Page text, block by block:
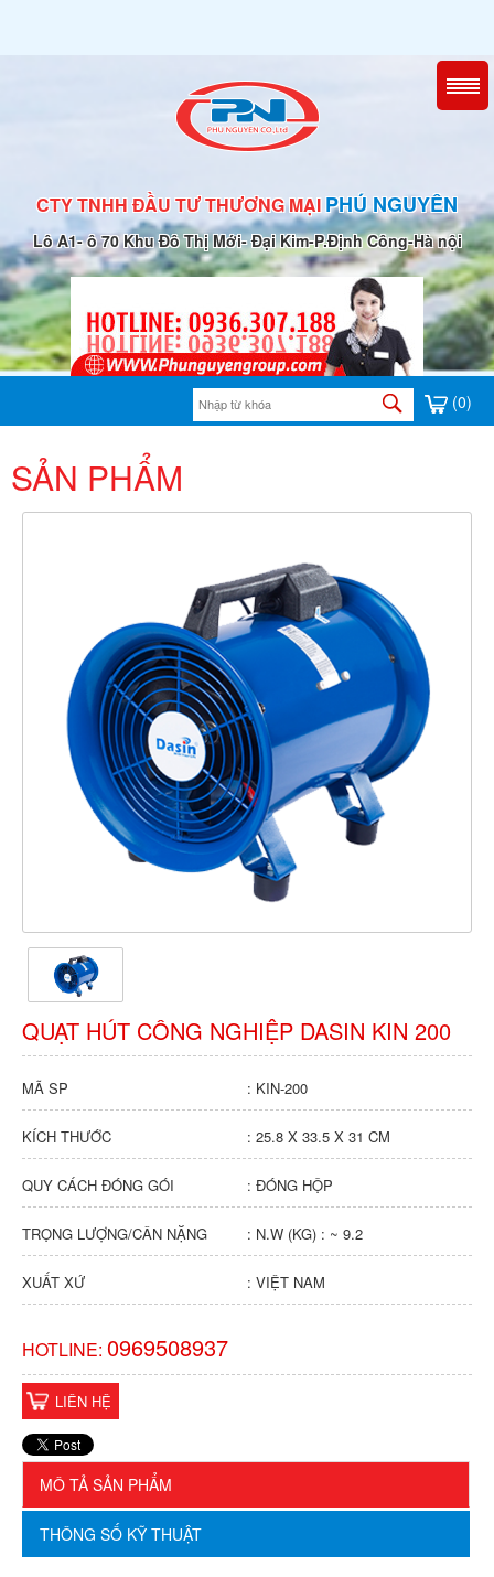
CTY TNHH ĐẦU TƯ THƯƠNG MẠIPHÚ NGUYÊN
Lô A1- ô 70 Khu Đô Thị Mới- Đại Kim-P.Định Công-Hà nội
(0)
SẢN PHẨM
QUẠT HÚT CÔNG NGHIỆP DASIN KIN 200
MÃ SP : KIN-200
KÍCH THƯỚC : 25.8 X 33.5 X 31 CM
QUY CÁCH ĐÓNG GÓI : ĐÓNG HỘP
TRỌNG LƯỢNG/CÂN NẶNG : N.W (KG) : ~ 9.2
XUẤT XỨ : VIỆT NAM
HOTLINE: 0969508937
LIÊN HỆ
MÔ TẢ SẢN PHẨM
THÔNG SỐ KỸ THUẬT